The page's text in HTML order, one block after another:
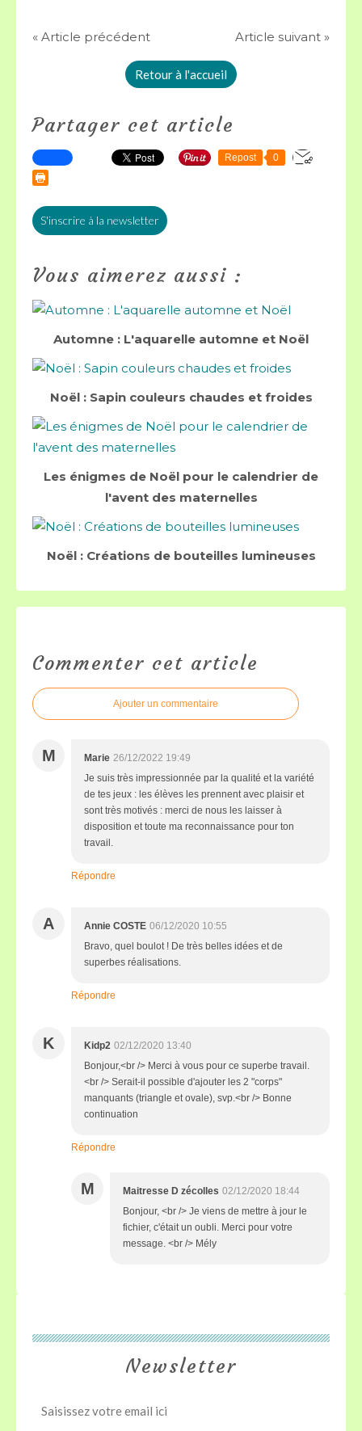
« Article précédent Article suivant »
Retour à l'accueil
Partager cet article
Repost 0
S'inscrire à la newsletter
Vous aimerez aussi :
Automne : L'aquarelle automne et Noël
Noël : Sapin couleurs chaudes et froides
Les énigmes de Noël pour le calendrier de
l'avent des maternelles
Noël : Créations de bouteilles lumineuses
Commenter cet article
Ajouter un commentaire
M Marie 26/12/2022 19:49
Je suis très impressionnée par la qualité et la variété
de tes jeux : les élèves les prennent avec plaisir et
sont très motivés : merci de nous les laisser à
disposition et toute ma reconnaissance pour ton
travail.
Répondre
A Annie COSTE 06/12/2020 10:55
Bravo, quel boulot ! De très belles idées et de
superbes réalisations.
Répondre
K Kidp2 02/12/2020 13:40
Bonjour,<br /> Merci à vous pour ce superbe travail.
<br /> Serait-il possible d'ajouter les 2 "corps"
manquants (triangle et ovale), svp.<br /> Bonne
continuation
Répondre
M Maitresse D zécolles 02/12/2020 18:44
Bonjour, <br /> Je viens de mettre à jour le
fichier, c'était un oubli. Merci pour votre
message. <br /> Mély
Newsletter